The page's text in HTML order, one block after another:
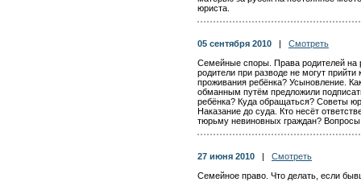
юриста.
05 сентября 2010
Смотреть
Семейные споры. Права родителей на
родители при разводе не могут
проживания ребёнка? Усыновление.
обманным путём предложили
ребёнка? Куда обращаться? Советы
Наказание до суда. Кто несёт
тюрьму невиновных граждан? Вопросы
27 июня 2010
Смотреть
Семейное право. Что делать, если